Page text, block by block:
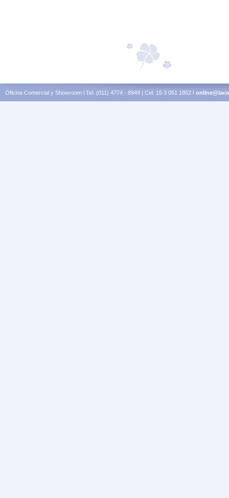
Oficina Comercial y Showroom l Tel. (011) 4774 - 8949 | Cel. 15 3 051 1862 l